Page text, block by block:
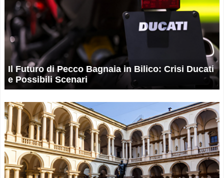
Il Futuro di Pecco Bagnaia in Bilico: Crisi Ducati
e Possibili Scenari